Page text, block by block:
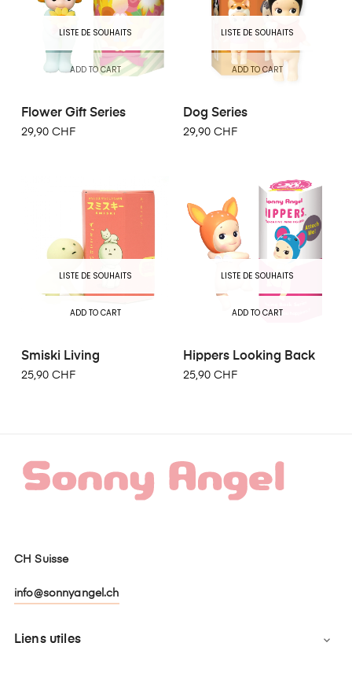
LISTE DE SOUHAITS
ADD TO CART
Flower Gift Series
29,90 CHF
LISTE DE SOUHAITS
ADD TO CART
Dog Series
29,90 CHF
LISTE DE SOUHAITS
ADD TO CART
Smiski Living
25,90 CHF
LISTE DE SOUHAITS
ADD TO CART
Hippers Looking Back
25,90 CHF
CH Suisse
info@sonnyangel.ch
Liens utiles 